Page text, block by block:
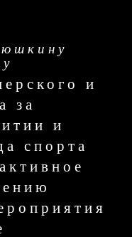
и
за
и
спорта